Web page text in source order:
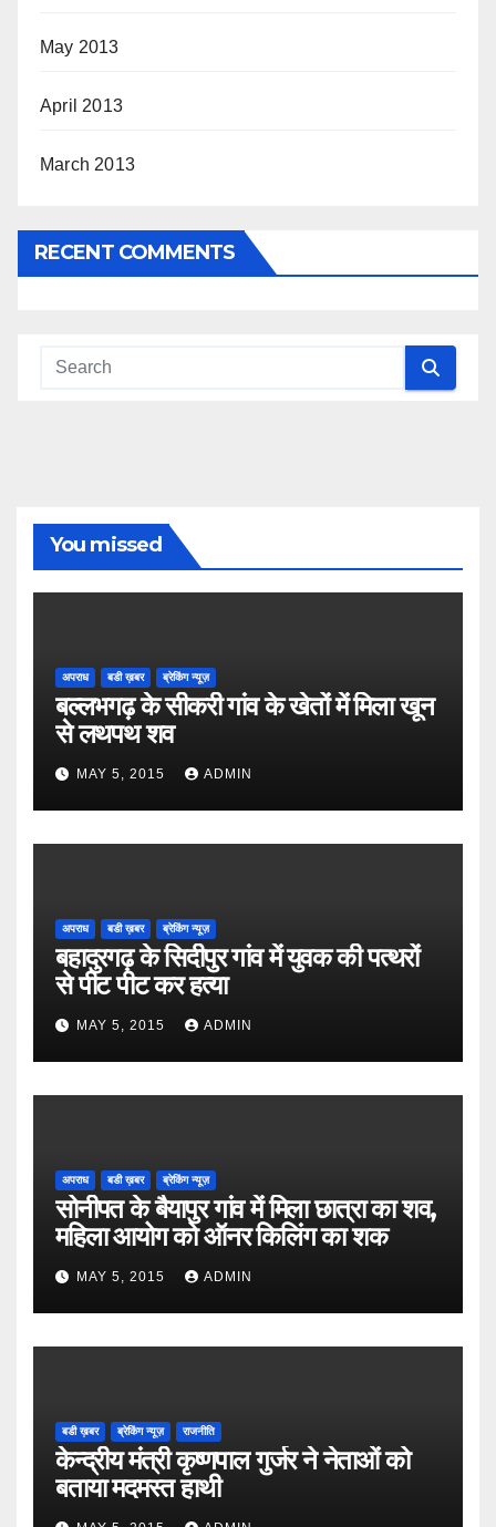
May 2013
April 2013
March 2013
RECENT COMMENTS
You missed
अपराध बडी ख़बर ब्रेकिंग न्यूज़
बल्लभगढ़ के सीकरी गांव के खेतों में मिला खून
से लथपथ शव
MAY 5, 2015 ADMIN
अपराध बडी ख़बर ब्रेकिंग न्यूज़
बहादुरगढ़ के सिदीपुर गांव में युवक की पत्थरों
से पीट पीट कर हत्या
MAY 5, 2015 ADMIN
अपराध बडी ख़बर ब्रेकिंग न्यूज़
सोनीपत के बैयापुर गांव में मिला छात्रा का शव,
महिला आयोग को ऑनर किलिंग का शक
MAY 5, 2015 ADMIN
बडी ख़बर ब्रेकिंग न्यूज़ राजनीति
केन्द्रीय मंत्री कृष्णपाल गुर्जर ने नेताओं को
बताया मदमस्त हाथी